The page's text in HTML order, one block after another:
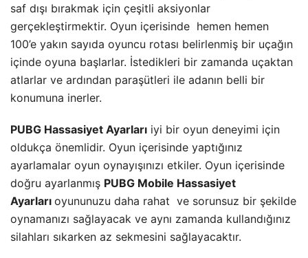
saf dışı bırakmak için çeşitli aksiyonlar
gerçekleştirmektir. Oyun içerisinde hemen hemen
100’e yakın sayıda oyuncu rotası belirlenmiş bir uçağın
içinde oyuna başlarlar. İstedikleri bir zamanda uçaktan
atlarlar ve ardından paraşütleri ile adanın belli bir
konumuna inerler.
PUBG Hassasiyet Ayarları iyi bir oyun deneyimi için
oldukça önemlidir. Oyun içerisinde yaptığınız
ayarlamalar oyun oynayışınızı etkiler. Oyun içerisinde
doğru ayarlanmış PUBG Mobile Hassasiyet
Ayarları oyununuzu daha rahat ve sorunsuz bir şekilde
oynamanızı sağlayacak ve aynı zamanda kullandığınız
silahları sıkarken az sekmesini sağlayacaktır.